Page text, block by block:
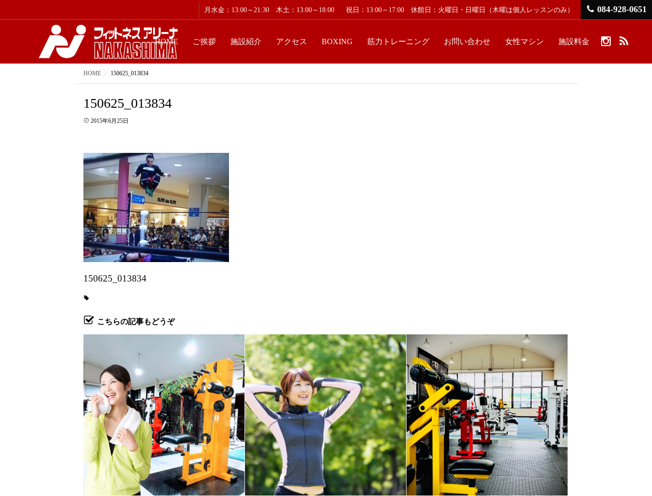
月水金：13:00～21:30 木土：13:00～18:00 祝日：13:00～17:00 休館日：火曜日・日曜日 （木曜は個人レッスンのみ） 084-928-0651
HOME ご挨拶 施設紹介 アクセス BOXING 筋力トレーニング お問い合わせ 女性マシン 施設料金
HOME 150625_013834
150625_013834
2015年6月25日
150625_013834
こちらの記事もどうぞ